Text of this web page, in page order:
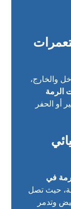
والخارج،
الرمة
أو الحفر
في
حيث تصل
وتدمر